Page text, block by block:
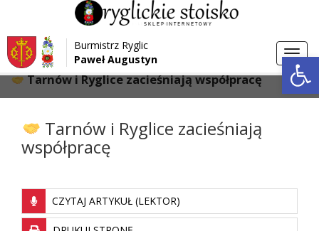
Przejdź do menu
Przejdź do głównej treści strony
Przejdź do stopki strony
Burmistrz Ryglic
Paweł Augustyn
Strona główna > Aktualności
Tarnów i Ryglice zacieśniają współpracę
Tarnów i Ryglice zacieśniają
współpracę
CZYTAJ ARTYKUŁ (LEKTOR)